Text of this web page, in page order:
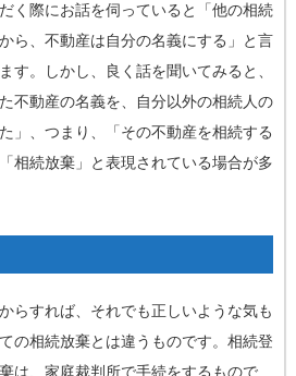
く際にお話を伺っていると「他の相続
ら、不動産は自分の名義にする」と言
す。しかし、良く話を聞いてみると、
不動産の名義を、自分以外の相続人の
」、つまり、「その不動産を相続する
相続放棄」と表現されている場合が多
らすれば、それでも正しいような気も
の相続放棄とは違うものです。相続登
は、家庭裁判所で手続をするもので